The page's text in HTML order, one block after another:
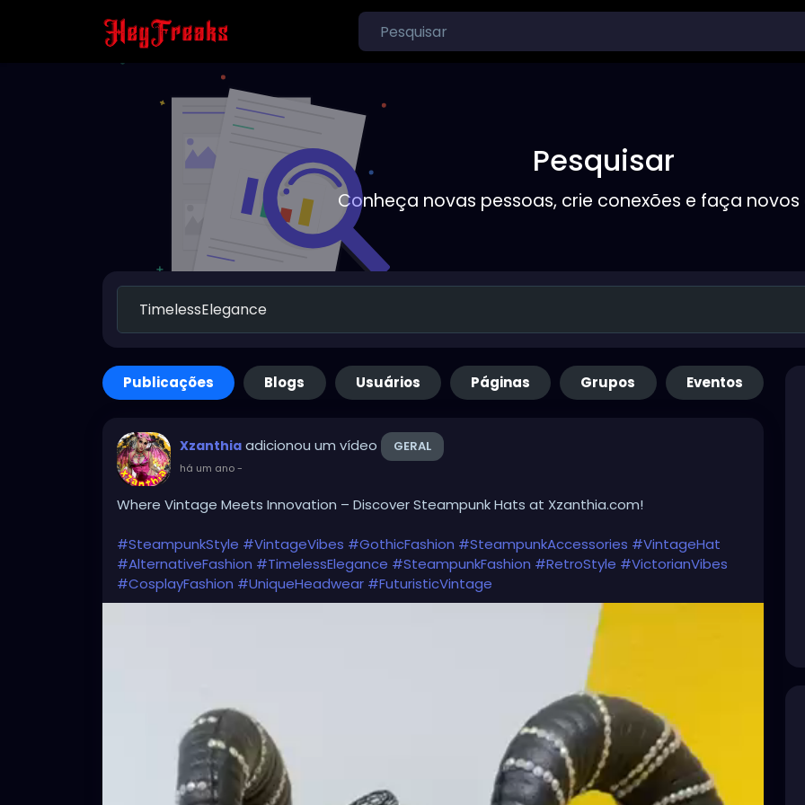
Pesquisar
Conheça novas pessoas, crie conexões e faça
Publicações Blogs Usuários Páginas Grupos Eventos
Xzanthia adicionou um vídeo GERAL
há um ano-
Where Vintage Meets Innovation – Discover Steampunk Hats at Xzanthia.com!
#SteampunkStyle #VintageVibes #GothicFashion #SteampunkAccessories #VintageHat
#AlternativeFashion #TimelessElegance #SteampunkFashion #RetroStyle #VictorianVibes
#CosplayFashion #UniqueHeadwear #FuturisticVintage